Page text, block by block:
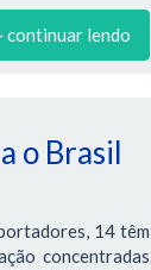
continuar lendo
o Brasil
14 têm
concentradas